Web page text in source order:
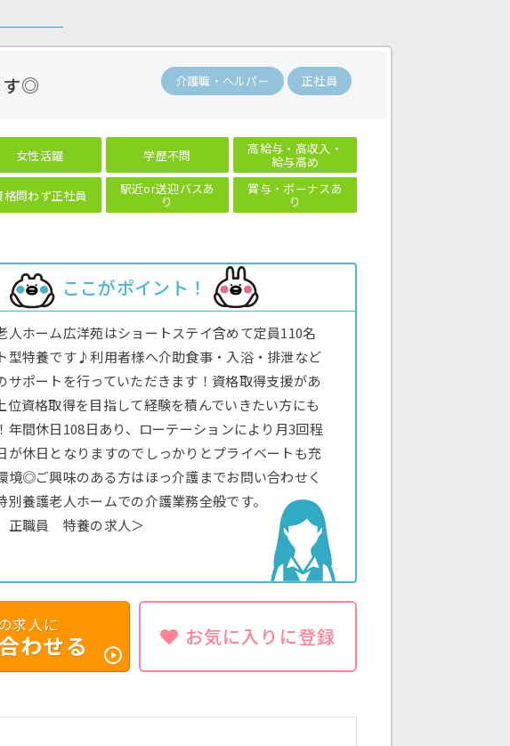
す◎ 介護職・ヘルパー 正社員
女性活躍 学歴不問 高給与・高収入・
給与高め
格問わず正社員 駅近or送迎バスあ
り
賞与・ボーナスあ
り
ここがポイント！
人ホーム広洋苑はショートステイ含めて定員110名
型特養です♪利用者様へ介助食事・入浴・排泄など
サポートを行っていただきます！資格取得支援があ
位資格取得を目指して経験を積んでいきたい方にも
年間休日108日あり、ローテーションにより月3回程
が休日となりますのでしっかりとプライベートも充
境◎ご興味のある方はほっ介護までお問い合わせく
別養護老人ホームでの介護業務全般です。
正職員 特養の求人＞
求人に
わせる お気に入りに登録